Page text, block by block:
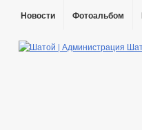
Новости Фотоальбом